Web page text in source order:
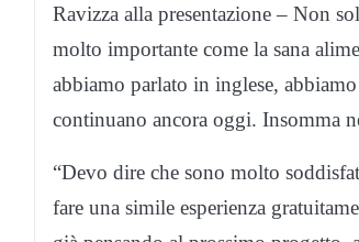
Ravizza alla presentazione – Non
molto importante come la sana
abbiamo parlato in inglese,
continuano ancora oggi. Insomma
“Devo dire che sono molto
fare una simile esperienza